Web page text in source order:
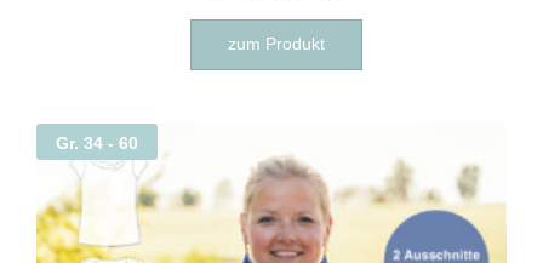
zum Produkt
Dieses
weist
Die
Optionen
können
Gr. 34 - 60